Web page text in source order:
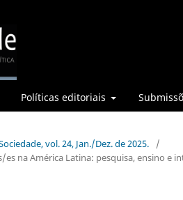
Políticas editoriais
vol. 24, Jan./Dez. de 2025.
/
es na América Latina: pesquisa, ensino e